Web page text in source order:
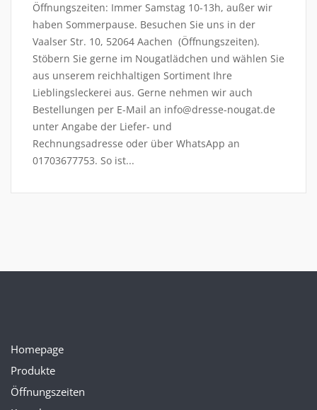
Öffnungszeiten: Immer Samstag 10-13h, außer wir
haben Sommerpause. Besuchen Sie uns in der
Vaalser Str. 10, 52064 Aachen (Öffnungszeiten).
Stöbern Sie gerne im Nougatlädchen und wählen Sie
aus unserem reichhaltigen Sortiment Ihre
Lieblingsleckerei aus. Gerne nehmen wir auch
Bestellungen per E-Mail an info@dresse-nougat.de
unter Angabe der Liefer- und
Rechnungsadresse oder über WhatsApp an
01703677753. So ist...
Homepage
Produkte
Öffnungszeiten